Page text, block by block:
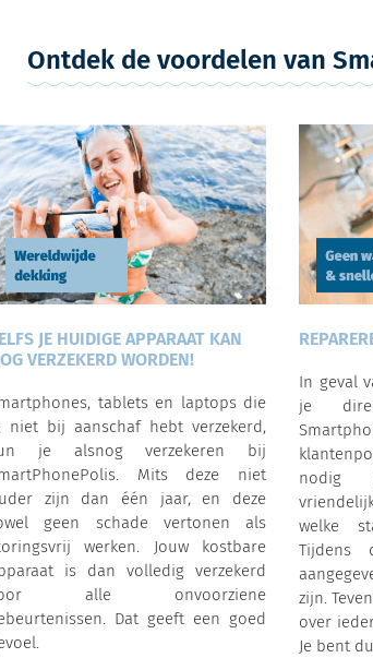
Ontdek de voordelen van
JE HUIDIGE APPARAAT KAN
VERZEKERD WORDEN!
tablets en laptops die
niet bij aanschaf hebt verzekerd,
je alsnog verzekeren bij
Mits deze niet
zijn dan één jaar, en deze
geen schade vertonen als
werken. Jouw kostbare
is dan volledig verzekerd
alle onvoorziene
Dat geeft een goed
In geval
je
nodig
welke
Tijdens
zijn.
over
Je bent